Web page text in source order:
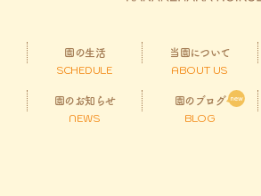
園の生活
SCHEDULE
当園について
ABOUT US
園のお知らせ
NEWS
園のブログ
BLOG